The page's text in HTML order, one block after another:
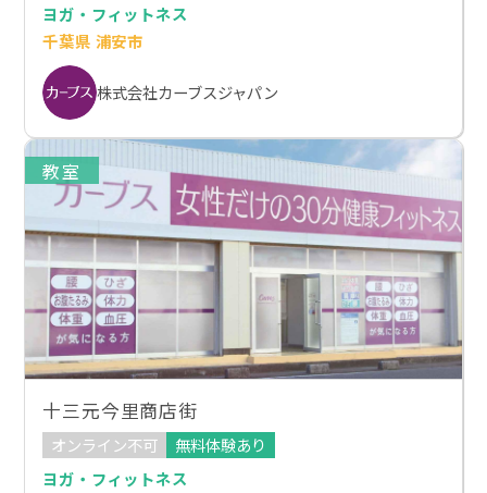
ヨガ・フィットネス
千葉県 浦安市
株式会社カーブスジャパン
教室
十三元今里商店街
オンライン不可
無料体験あり
ヨガ・フィットネス